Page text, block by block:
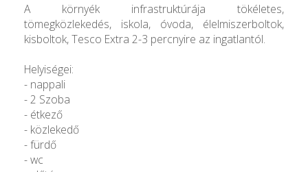
A környék infrastruktúrája tökéletes,
tömegközlekedés, iskola, óvoda, élelmiszerboltok,
kisboltok, Tesco Extra 2-3 percnyire az ingatlantól.
Helyiségei:
- nappali
- 2 Szoba
- étkező
- közlekedő
- fürdő
- wc